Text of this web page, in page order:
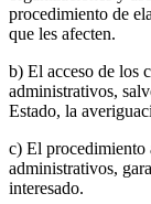
procedimiento de
que les afecten.
b) El acceso de los
administrativos,
Estado, la
c) El procedimiento
administrativos,
interesado.